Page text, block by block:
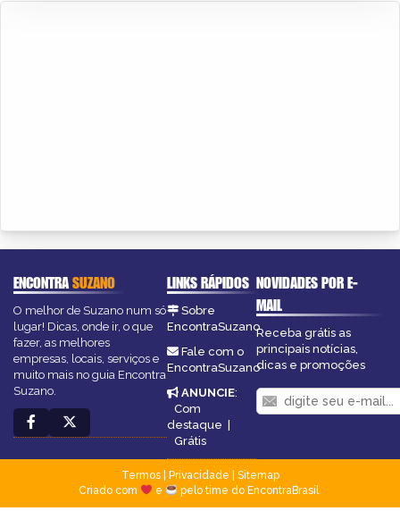
ENCONTRASUZANO
O melhor de Suzano num só
lugar! Dicas, onde ir, o que
fazer, as melhores
empresas, locais, serviços e
muito mais no guia Encontra
Suzano.
LINKS RÁPIDOS
Sobre
EncontraSuzano
Fale com o
EncontraSuzano
ANUNCIE:
Com
destaque |
Grátis
NOVIDADES POR E-
MAIL
Receba grátis as
principais notícias,
dicas e promoções
Termos| Privacidade
Sitemap
Criado com
e pelo time do EncontraBrasil